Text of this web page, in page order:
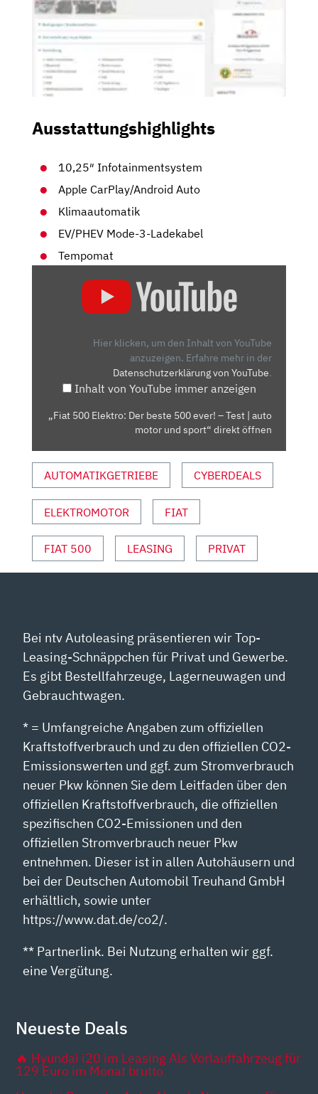
Ausstattungshighlights
10,25″ Infotainmentsystem
Apple CarPlay/Android Auto
Klimaautomatik
EV/PHEV Mode-3-Ladekabel
Tempomat
ELEKTRO:
TEST
MOTOR
UND
VON
YOUTUBE
ANZEIGEN
Hier klicken, um den Inhalt von YouTube
anzuzeigen. Erfahre mehr in der
Datenschutzerklärung von YouTube.
Inhalt von YouTube immer anzeigen
„Fiat 500 Elektro: Der beste 500 ever! – Test | auto
motor und sport“ direkt öffnen
AUTOMATIKGETRIEBE CYBERDEALS
ELEKTROMOTOR FIAT
FIAT 500 LEASING PRIVAT
Bei ntv Autoleasing präsentieren wir Top-
Leasing-Schnäppchen für Privat und Gewerbe.
Es gibt Bestellfahrzeuge, Lagerneuwagen und
Gebrauchtwagen.
* = Umfangreiche Angaben zum offiziellen
Kraftstoffverbrauch und zu den offiziellen CO2-
Emissionswerten und ggf. zum Stromverbrauch
neuer Pkw können Sie dem Leitfaden über den
offiziellen Kraftstoffverbrauch, die offiziellen
spezifischen CO2-Emissionen und den
offiziellen Stromverbrauch neuer Pkw
entnehmen. Dieser ist in allen Autohäusern und
bei der Deutschen Automobil Treuhand GmbH
erhältlich, sowie unter
https://www.dat.de/co2/.
** Partnerlink. Bei Nutzung erhalten wir ggf.
eine Vergütung.
Neueste Deals
🔥 Hyundai i20 im Leasing Als Vorlauffahrzeug für
129 Euro im Monat brutto